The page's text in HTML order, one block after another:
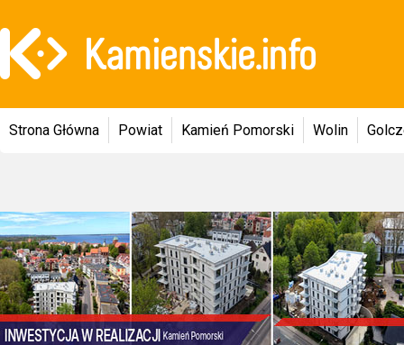
Strona Główna Powiat Kamień Pomorski Wolin